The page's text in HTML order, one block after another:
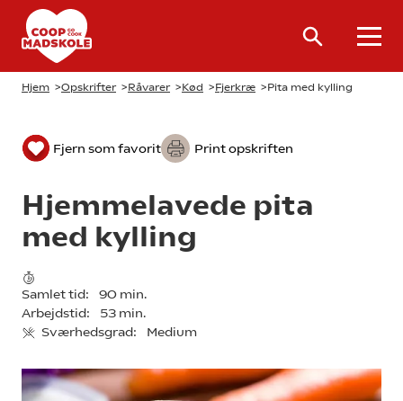
Hjem >Opskrifter >Råvarer >Kød >Fjerkræ >Pita med kylling
Fjern som favorit Print opskriften
Hjemmelavede pita
med kylling
Samlet tid:
90 min.
Arbejdstid:
53 min.
Sværhedsgrad:
Medium